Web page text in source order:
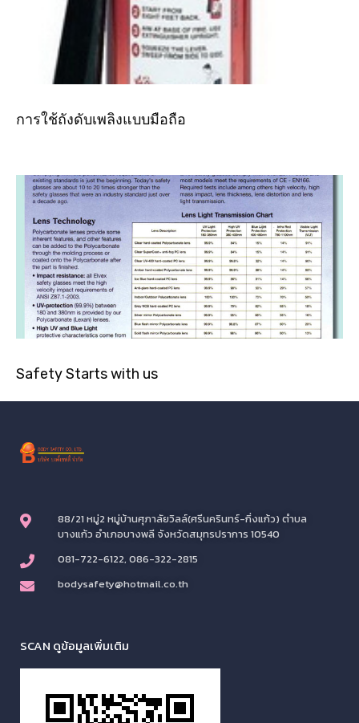
การใช้ถังดับเพลิงแบบมือถือ
Safety Starts with us
88/21 หมู่2 หมู่บ้านศุภาลัยวิลล์(ศรีนครินทร์-กิ่งแก้ว) ตำบล
บางแก้ว อำเภอบางพลี จังหวัดสมุทรปราการ 10540
081-722-6122, 086-322-2815
bodysafety@hotmail.co.th
SCAN ดูข้อมูลเพิ่มเติม